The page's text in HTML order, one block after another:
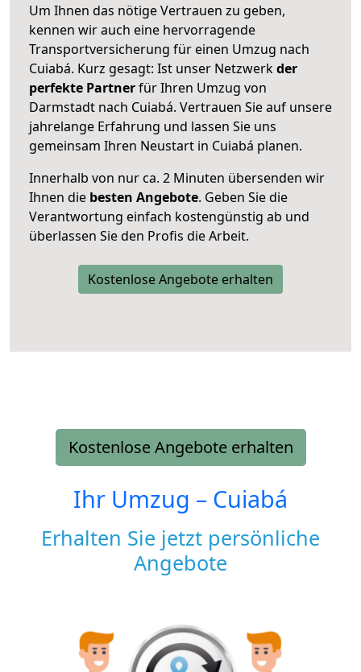
Um Ihnen das nötige Vertrauen zu geben,
kennen wir auch eine hervorragende
Transportversicherung für einen Umzug nach
Cuiabá. Kurz gesagt: Ist unser Netzwerkder
perfekte Partnerfür Ihren Umzug von
Darmstadt nach Cuiabá. Vertrauen Sie auf unsere
jahrelange Erfahrung und lassen Sie uns
gemeinsam Ihren Neustart in Cuiabá planen.
Innerhalb von nur ca. 2 Minuten übersenden wir
Ihnen die besten Angebote. Geben Sie die
Verantwortung einfach kostengünstig ab und
überlassen Sie den Profis die Arbeit.
Kostenlose Angebote erhalten
Kostenlose Angebote erhalten
Ihr Umzug – Cuiabá
Erhalten Sie jetzt persönliche
Angebote